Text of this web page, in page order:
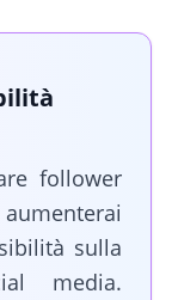
follower
sulla
media.